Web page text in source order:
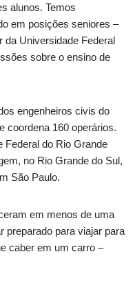
alunos. Temos
em posições seniores –
da Universidade Federal
sobre o ensino de
engenheiros civis do
coordena 160 operários.
Federal do Rio Grande
no Rio Grande do Sul,
São Paulo.
em menos de uma
preparado para viajar para
caber em um carro –